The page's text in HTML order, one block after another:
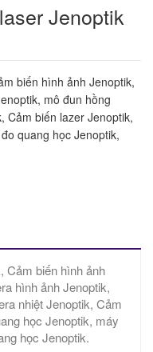
Jenoptik
biến hình ảnh Jenoptik,
mô đun hồng
Cảm biến lazer Jenoptik,
quang học Jenoptik,
Cảm biến hình ảnh
hình ảnh Jenoptik,
nhiệt Jenoptik, Cảm
học Jenoptik, máy
học Jenoptik.